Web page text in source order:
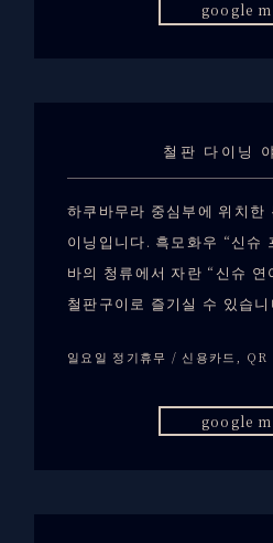
google
철판 다이닝
하쿠바무라 중심부에 위치한
이닝입니다. 흑모화우 “신슈
바의 청류에서 자란 “신슈 연
철판구이로 즐기실 수 있습니
일요일 정기휴무 / 신용카드, QR
google